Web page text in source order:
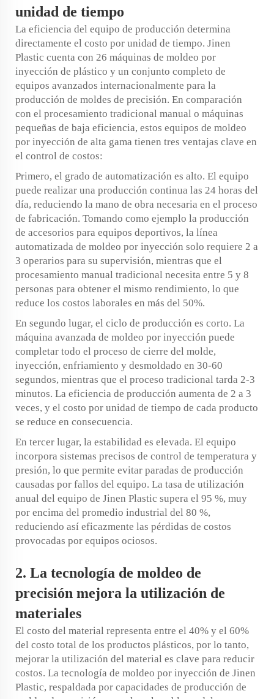
unidad de tiempo
La eficiencia del equipo de producción determina
directamente el costo por unidad de tiempo. Jinen
Plastic cuenta con 26 máquinas de moldeo por
inyección de plástico y un conjunto completo de
equipos avanzados internacionalmente para la
producción de moldes de precisión. En comparación
con el procesamiento tradicional manual o máquinas
pequeñas de baja eficiencia, estos equipos de moldeo
por inyección de alta gama tienen tres ventajas clave en
el control de costos:
Primero, el grado de automatización es alto. El equipo
puede realizar una producción continua las 24 horas del
día, reduciendo la mano de obra necesaria en el proceso
de fabricación. Tomando como ejemplo la producción
de accesorios para equipos deportivos, la línea
automatizada de moldeo por inyección solo requiere 2 a
3 operarios para su supervisión, mientras que el
procesamiento manual tradicional necesita entre 5 y 8
personas para obtener el mismo rendimiento, lo que
reduce los costos laborales en más del 50%.
En segundo lugar, el ciclo de producción es corto. La
máquina avanzada de moldeo por inyección puede
completar todo el proceso de cierre del molde,
inyección, enfriamiento y desmoldado en 30-60
segundos, mientras que el proceso tradicional tarda 2-3
minutos. La eficiencia de producción aumenta de 2 a 3
veces, y el costo por unidad de tiempo de cada producto
se reduce en consecuencia.
En tercer lugar, la estabilidad es elevada. El equipo
incorpora sistemas precisos de control de temperatura y
presión, lo que permite evitar paradas de producción
causadas por fallos del equipo. La tasa de utilización
anual del equipo de Jinen Plastic supera el 95 %, muy
por encima del promedio industrial del 80 %,
reduciendo así eficazmente las pérdidas de costos
provocadas por equipos ociosos.
2. La tecnología de moldeo de
precisión mejora la utilización de
materiales
El costo del material representa entre el 40% y el 60%
del costo total de los productos plásticos, por lo tanto,
mejorar la utilización del material es clave para reducir
costos. La tecnología de moldeo por inyección de Jinen
Plastic, respaldada por capacidades de producción de